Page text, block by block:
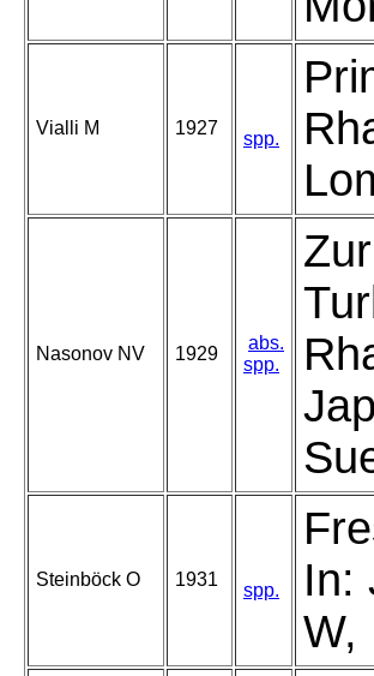
Vialli M 1927
spp.
Nasonov NV 1929
abs.
spp.
Steinböck O 1931
spp.
In:
W,